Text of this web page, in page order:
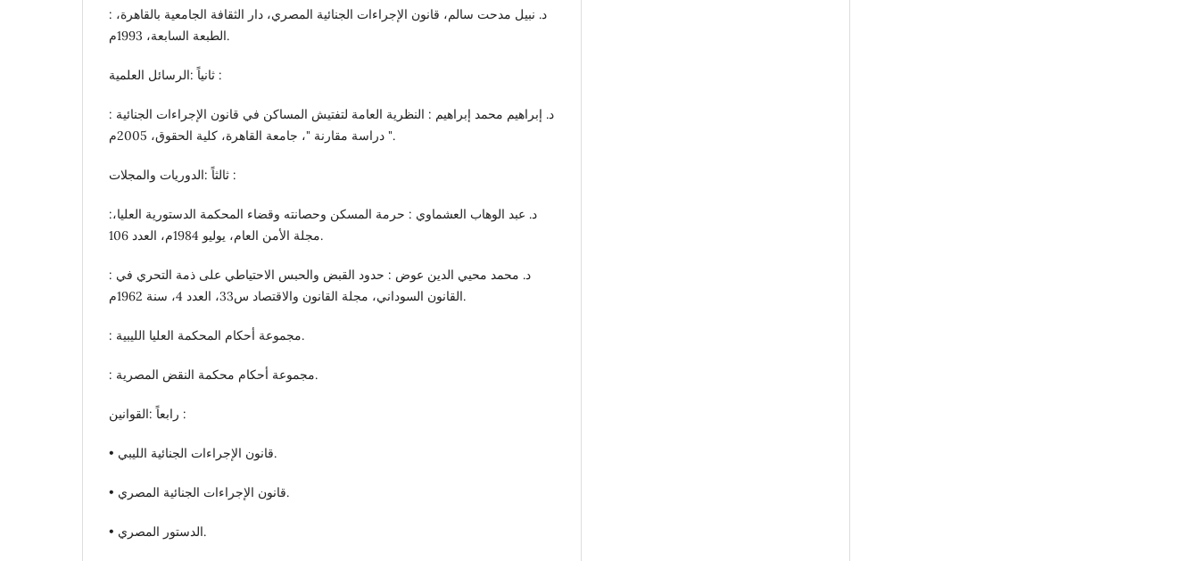
: د. نبيل مدحت سالم، قانون الإجراءات الجنائية المصري، دار الثقافة الجامعية بالقاهرة،
الطبعة السابعة، 1993م.
ثانياً :الرسائل العلمية :
: د. إبراهيم محمد إبراهيم : النظرية العامة لتفتيش المساكن في قانون الإجراءات الجنائية
" دراسة مقارنة "، جامعة القاهرة، كلية الحقوق، 2005م.
ثالثاً :الدوريات والمجلات :
:د. عبد الوهاب العشماوي : حرمة المسكن وحصانته وقضاء المحكمة الدستورية العليا،
مجلة الأمن العام، يوليو 1984م، العدد 106.
: د. محمد محيي الدين عوض : حدود القبض والحبس الاحتياطي على ذمة التحري في
القانون السوداني، مجلة القانون والاقتصاد س33، العدد 4، سنة 1962م.
: مجموعة أحكام المحكمة العليا الليبية.
: مجموعة أحكام محكمة النقض المصرية.
رابعاً :القوانين :
• قانون الإجراءات الجنائية الليبي.
• قانون الإجراءات الجنائية المصري.
• الدستور المصري.